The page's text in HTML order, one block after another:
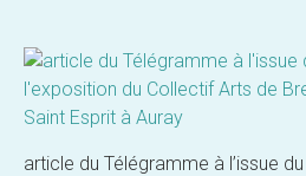
article du Télégramme à l’issue